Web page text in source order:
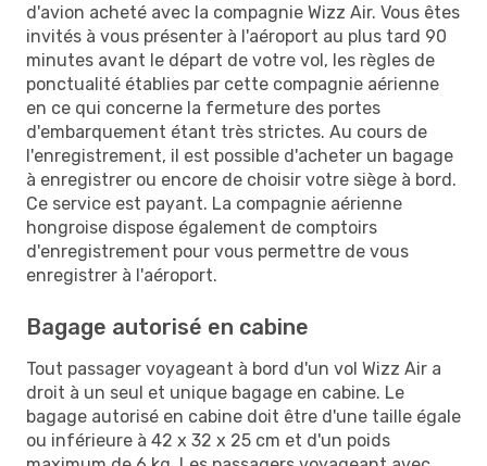
d'avion acheté avec la compagnie Wizz Air. Vous êtes
invités à vous présenter à l'aéroport au plus tard 90
minutes avant le départ de votre vol, les règles de
ponctualité établies par cette compagnie aérienne
en ce qui concerne la fermeture des portes
d'embarquement étant très strictes. Au cours de
l'enregistrement, il est possible d'acheter un bagage
à enregistrer ou encore de choisir votre siège à bord.
Ce service est payant. La compagnie aérienne
hongroise dispose également de comptoirs
d'enregistrement pour vous permettre de vous
enregistrer à l'aéroport.
Bagage autorisé en cabine
Tout passager voyageant à bord d'un vol Wizz Air a
droit à un seul et unique bagage en cabine. Le
bagage autorisé en cabine doit être d'une taille égale
ou inférieure à 42 x 32 x 25 cm et d'un poids